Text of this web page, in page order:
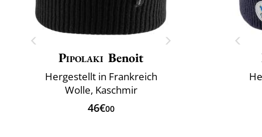
Pipolaki Benoit
Hergestellt in Frankreich
Wolle, Kaschmir
46€00